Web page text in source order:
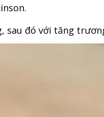
sau đó với tăng